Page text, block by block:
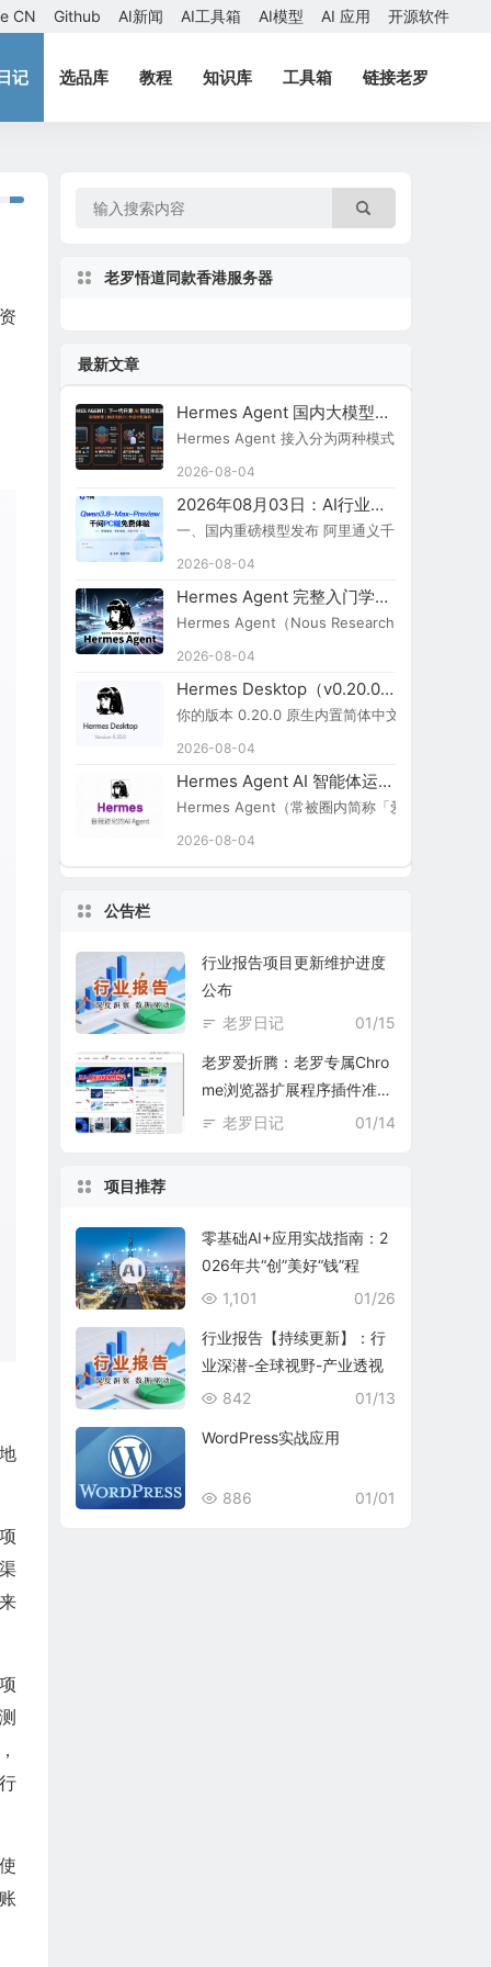
CN Github AI新闻 AI工具箱 AI模型 AI 应用 开源软件
记 选品库 教程 知识库 工具箱 链接老罗
老罗悟道同款香港服务器
最新文章
Hermes Agent 国内大模型接入指南
Hermes Agent 接入分为两种模式：原生内置
2026-08-04
2026年08月03日：AI行业新闻简报
一、国内重磅模型发布 阿里通义千问
2026-08-04
Hermes Agent 完整入门学习路线图
Hermes Agent（Nous Research）：开源自进
2026-08-04
Hermes Desktop（v0.20.0）切换简体中文步骤
你的版本 0.20.0 原生内置简体中文，无需额外
2026-08-04
Hermes Agent AI 智能体运行引擎
Hermes Agent（常被圈内简称「爱马仕 Agent
2026-08-04
公告栏
行业报告项目更新维护进度
公布
01/15
老罗日记
老罗爱折腾：老罗专属Chro
me浏览器扩展程序插件准备
中
01/14
老罗日记
项目推荐
零基础AI+应用实战指南：2
026年共“创”美好“钱”程
01/26
1,101
行业报告【持续更新】：行
业深潜-全球视野-产业透视
01/13
842
WordPress实战应用
01/01
886